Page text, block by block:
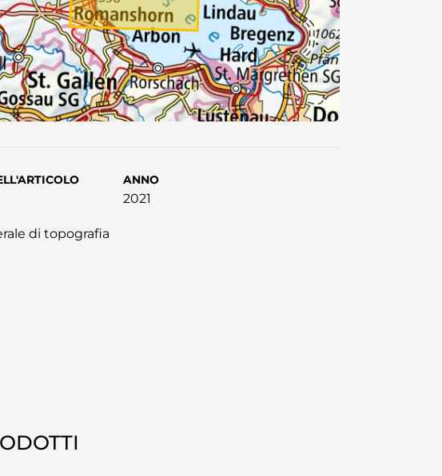
ANNO
2021
di topografia